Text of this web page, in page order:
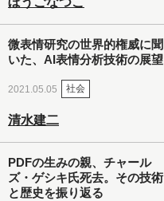
微表情研究の世界的権威に聞
いた、AI表情分析技術の展望
2021.05.05 社会
清水建二
PDFの生みの親、チャール
ズ・ゲシキ氏死去。その技術
と歴史を振り返る